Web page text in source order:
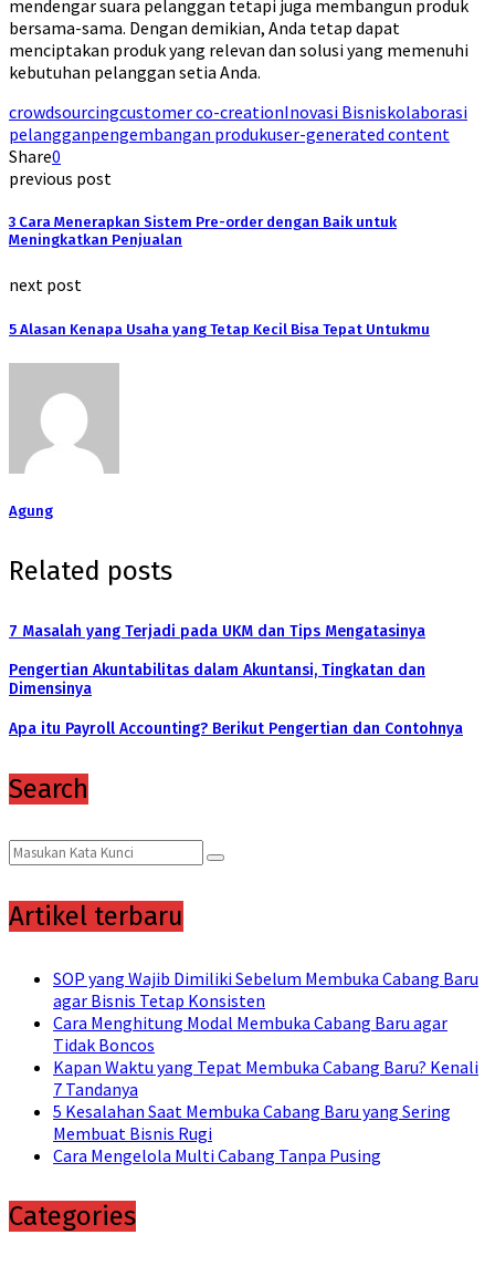
mendengar suara pelanggan tetapi juga membangun produk
bersama-sama. Dengan demikian, Anda tetap dapat
menciptakan produk yang relevan dan solusi yang memenuhi
kebutuhan pelanggan setia Anda.
crowdsourcingcustomer co-creationInovasi Bisniskolaborasi
pelangganpengembangan produkuser-generated content
Share0
previous post
3 Cara Menerapkan Sistem Pre-order dengan Baik untuk
Meningkatkan Penjualan
next post
5 Alasan Kenapa Usaha yang Tetap Kecil Bisa Tepat Untukmu
Agung
Related posts
7 Masalah yang Terjadi pada UKM dan Tips Mengatasinya
Pengertian Akuntabilitas dalam Akuntansi, Tingkatan dan
Dimensinya
Apa itu Payroll Accounting? Berikut Pengertian dan Contohnya
Search
Search
for:
Search
Artikel terbaru
SOP yang Wajib Dimiliki Sebelum Membuka Cabang Baru
agar Bisnis Tetap Konsisten
Cara Menghitung Modal Membuka Cabang Baru agar
Tidak Boncos
Kapan Waktu yang Tepat Membuka Cabang Baru? Kenali
7 Tandanya
5 Kesalahan Saat Membuka Cabang Baru yang Sering
Membuat Bisnis Rugi
Cara Mengelola Multi Cabang Tanpa Pusing
Categories